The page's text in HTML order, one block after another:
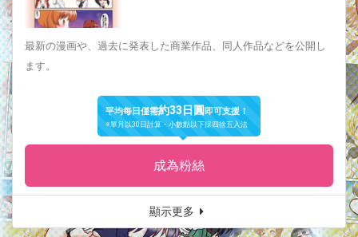
最新の漫画や、過去に発表した商業作品、同人作品などを公開し
ます。
平均每日僅需約33日圓即可支援！
※單月以30日計算・小數點以下採四捨五入法
成為粉絲
顯示更多